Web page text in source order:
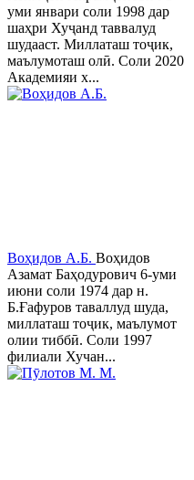
уми январи соли 1998 дар
шаҳри Хуҷанд таввалуд
шудааст. Миллаташ тоҷик,
маълумоташ олӣ. Соли 2020
Академияи х...
Воҳидов А.Б. Воҳидов
Азамат Баҳодурович 6-уми
июни соли 1974 дар н.
Б.Ғафуров таваллуд шуда,
миллаташ тоҷик, маълумот
олии тиббӣ. Соли 1997
филиали Хучан...